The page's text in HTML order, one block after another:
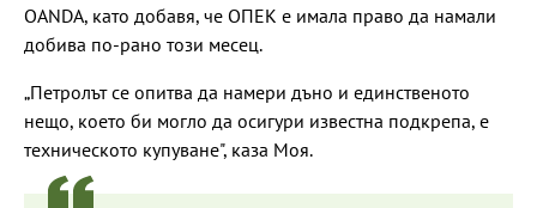
OANDA, като добавя, че ОПЕК е имала право да намали
добива по-рано този месец.
„Петролът се опитва да намери дъно и единственото
нещо, което би могло да осигури известна подкрепа, е
техническото купуване", каза Моя.